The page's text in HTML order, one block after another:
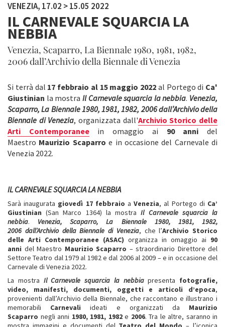
VENEZIA, 17.02 > 15.05 2022
IL CARNEVALE SQUARCIA LA
NEBBIA
Venezia, Scaparro, La Biennale 1980, 1981, 1982,
2006 dall’Archivio della Biennale di Venezia
Si terrà dal 17 febbraio al 15 maggio 2022 al Portego di Ca'
Giustinian la mostra Il Carnevale squarcia la nebbia. Venezia,
Scaparro, La Biennale1980, 1981, 1982, 2006dall’Archivio della
Biennale di Venezia, organizzata dall'Archivio Storico delle
Arti Contemporaneein omaggio ai 90 anni del
Maestro Maurizio Scaparro e in occasione del Carnevale di
Venezia 2022.
IL CARNEVALE SQUARCIA LA NEBBIA
Sarà inaugurata giovedì 17 febbraio aVenezia, al Portego di Ca’
Giustinian (San Marco 1364) la mostraIl Carnevale squarcia la
nebbia. Venezia, Scaparro, La Biennale
1980, 1981, 1982,
2006 dall’Archivio della Biennale di Venezia, che l’Archivio Storico
delle Arti Contemporanee (ASAC) organizza in omaggio ai 90
anni del Maestro Maurizio Scaparro – straordinario Direttore del
Settore Teatro dal 1979 al 1982 e dal 2006 al 2009 – e in occasione del
Carnevale di Venezia 2022.
La mostra Il Carnevale squarcia la nebbiapresenta fotografie,
video, manifesti, documenti, oggetti e articoli d’epoca,
provenienti dall’Archivio della Biennale, che raccontano e illustrano i
memorabili Carnevali ideati e organizzati da Maurizio
Scaparro negli anni 1980, 1981, 1982e 2006. Tra le altre, saranno in